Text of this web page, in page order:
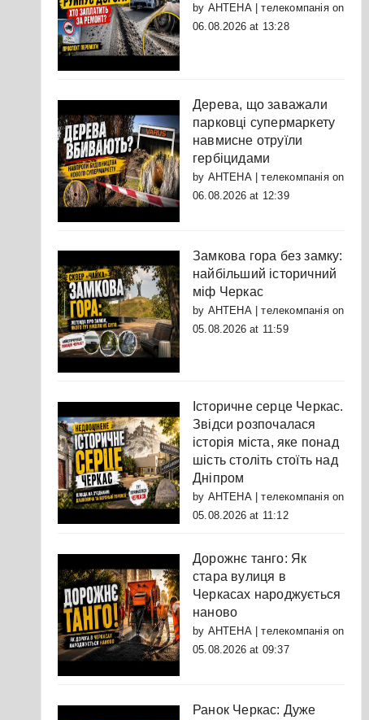
by АНТЕНА | телекомпаніяon
06.08.2026 at 13:28
Дерева, що заважали
парковці супермаркету
навмисне отруїли
гербіцидами
by АНТЕНА | телекомпаніяon
06.08.2026 at 12:39
Замкова гора без замку:
найбільший історичний
міф Черкас
by АНТЕНА | телекомпаніяon
05.08.2026 at 11:59
Історичне серце Черкас.
Звідси розпочалася
історія міста, яке понад
шість століть стоїть над
Дніпром
by АНТЕНА | телекомпаніяon
05.08.2026 at 11:12
Дорожнє танго: Як
стара вулиця в
Черкасах народжується
наново
by АНТЕНА | телекомпаніяon
05.08.2026 at 09:37
Ранок Черкас: Дуже